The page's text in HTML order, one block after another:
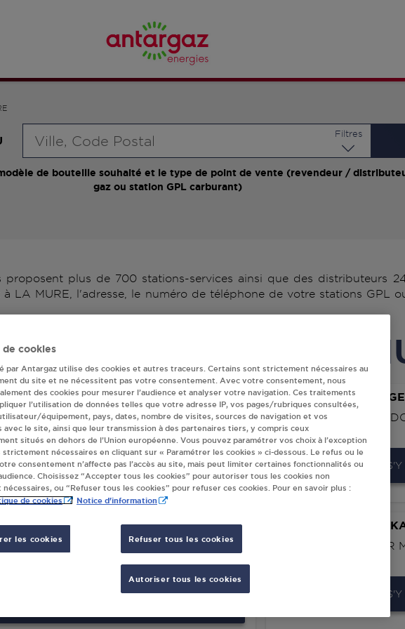
Filtres
de bouteille souhaité et le type de point de vente (revendeur /
gaz ou station GPL carburant)
proposent plus de 700 stations-services ainsi que des distributeurs
LA MURE, l'adresse, le numéro de téléphone de votre stations GPL
Antargaz à LA
AUTOMATIQUE 24/24
LA MURE
COMMERCIAL LA MATHEYSINE
LA MURE
S'Y RENDRE
GAMM VERT
34 BIS AVENUE DU
38350
GPL CARBURANT SUPER U LA
NETTO - SAS
11 RUE DU DOCTEUR
de cookies
par Antargaz utilise des cookies et autres traceurs. Certains sont strictement nécessaires au
du site et ne nécessitent pas votre consentement. Avec votre consentement, nous
des cookies pour mesurer l’audience et analyser votre navigation. Ces traitements
l’utilisation de données telles que votre adresse IP, vos pages/rubriques consultées,
équipement, pays, dates, nombre de visites, sources de navigation et vos
avec le site, ainsi que leur transmission à des partenaires tiers, y compris ceux
situés en dehors de l’Union européenne. Vous pouvez paramétrer vos choix à l’exception
strictement nécessaires en cliquant sur « Paramétrer les cookies » ci-dessous. Le refus ou le
consentement n’affecte pas l’accès au site, mais peut limiter certaines fonctionnalités ou
Choisissez “Accepter tous les cookies” pour autoriser tous les cookies non
ou “Refuser tous les cookies” pour refuser ces cookies. Pour en savoir plus :
de cookies Notice d'information
les cookies Refuser tous les cookies
Autoriser tous les cookies